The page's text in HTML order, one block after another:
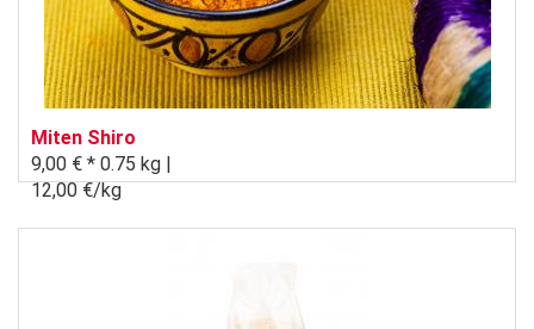
Miten Shiro
9,00 € * 0.75 kg |
12,00 €/kg